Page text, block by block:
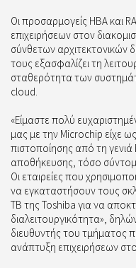
Οι προσαρμογείς HBA και
επιχειρήσεων στον
σύνθετων αρχιτεκτονικών
τους εξασφαλίζει τη
σταθερότητα των
cloud.
«Είμαστε πολύ
μας με την Microchip είχε
πιστοποίησης από τη
αποθήκευσης, τόσο
Οι εταιρείες που
να εγκαταστήσουν τους
TB της Toshiba για να
διαλειτουργικότητα»,
διευθυντής του τμήματος
ανάπτυξη επιχειρήσεων στο